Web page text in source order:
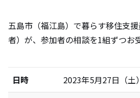
五島市（福江島）で暮らす移住支
者）が、参加者の相談を1組ずつお
日時 2023年5月27日（土